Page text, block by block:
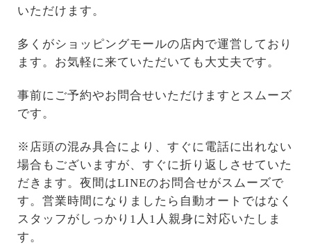
いただけます。
多くがショッピングモールの店内で運営しており
ます。お気軽に来ていただいても大丈夫です。
事前にご予約やお問合せいただけますとスムーズ
です。
※店頭の混み具合により、すぐに電話に出れない
場合もございますが、すぐに折り返しさせていた
だきます。夜間はLINEのお問合せがスムーズで
す。営業時間になりましたら自動オートではなく
スタッフがしっかり1人1人親身に対応いたしま
す。